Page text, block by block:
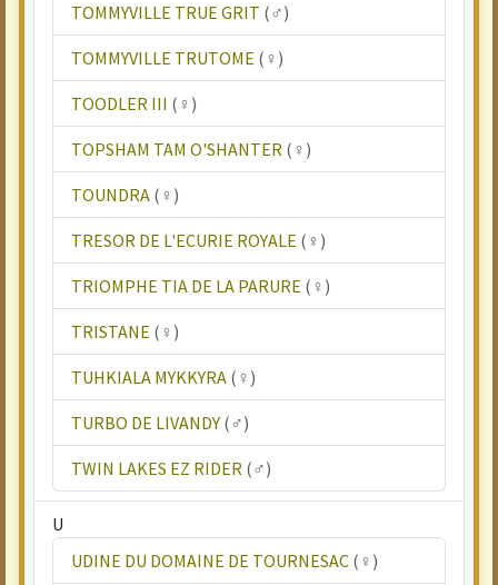
TOMMYVILLE TRUE GRIT (♂)
TOMMYVILLE TRUTOME (♀)
TOODLER III (♀)
TOPSHAM TAM O'SHANTER (♀)
TOUNDRA (♀)
TRESOR DE L'ECURIE ROYALE (♀)
TRIOMPHE TIA DE LA PARURE (♀)
TRISTANE (♀)
TUHKIALA MYKKYRA (♀)
TURBO DE LIVANDY (♂)
TWIN LAKES EZ RIDER (♂)
U
UDINE DU DOMAINE DE TOURNESAC (♀)